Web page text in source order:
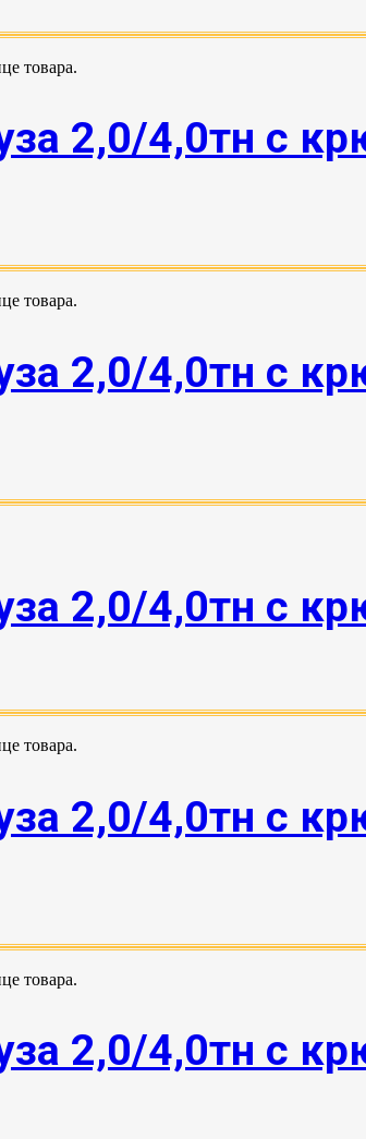
товара.
2,0/4,0тн с
товара.
2,0/4,0тн с
2,0/4,0тн с
товара.
2,0/4,0тн с
товара.
2,0/4,0тн с